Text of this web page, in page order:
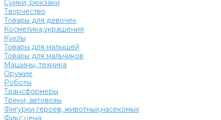
Сумки, рюкзаки
Творчество
Товары для девочек
Косметика,украшения
Куклы
Товары для малышей
Товары для мальчиков
Машины, техника
Оружие
Роботы
Трансформеры
Треки, автовозы
Фигурки героев, животных,насекомых
Фикс.цена